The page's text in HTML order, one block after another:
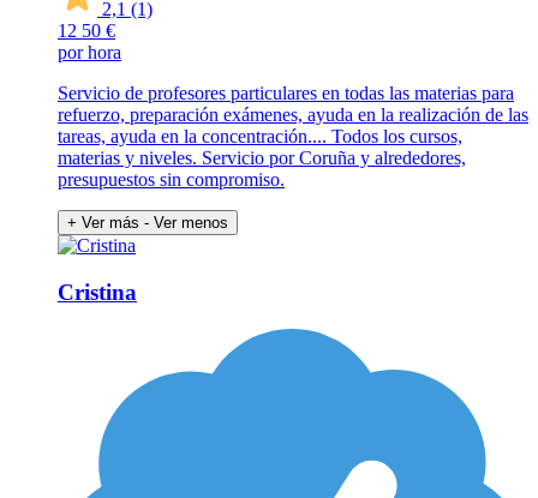
2,1 (1)
12 50 €
por hora
Servicio de profesores particulares en todas las materias para
refuerzo, preparación exámenes, ayuda en la realización de las
tareas, ayuda en la concentración.... Todos los cursos,
materias y niveles. Servicio por Coruña y alrededores,
presupuestos sin compromiso.
+ Ver más - Ver menos
Cristina